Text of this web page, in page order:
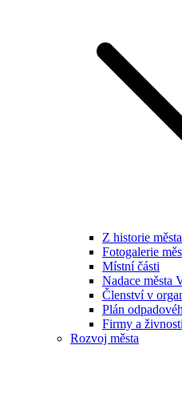
Z historie města
Fotogalerie
Místní části
Nadace města
Členství v
Plán
Firmy a
Rozvoj města